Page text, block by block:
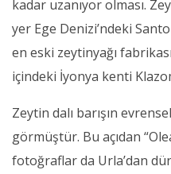
kadar uzanıyor olması.
yer Ege Denizi’ndeki
en eski zeytinyağı
içindeki İyonya kenti
Zeytin dalı barışın
görmüştür. Bu açıdan
fotoğraflar da Urla’dan